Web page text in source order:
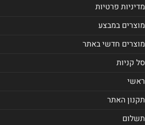
מדיניות פרטיות
מוצרים במבצע
מוצרים חדשי באתר
סל קניות
ראשי
תקנון האתר
תשלום